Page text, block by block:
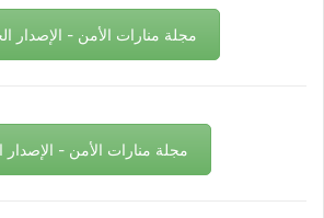
مجلة منارات الأمن - الإصدار
مجلة منارات الأمن - الإصدار